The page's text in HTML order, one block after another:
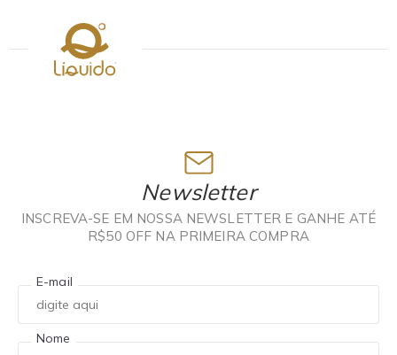
Newsletter
INSCREVA-SE EM NOSSA NEWSLETTER E GANHE ATÉ
R$50 OFF NA PRIMEIRA COMPRA
E-mail
Nome